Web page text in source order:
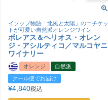
イソップ物語「北風と太陽」のエチケッ
トが可愛い自然派オレンジワイン
ボレアス＆ヘリオス・オレン
ジ・アシルティコ／マルコヤニ
ワイナリー
オレンジ
自然派
クール便でお届け
¥4,840税込